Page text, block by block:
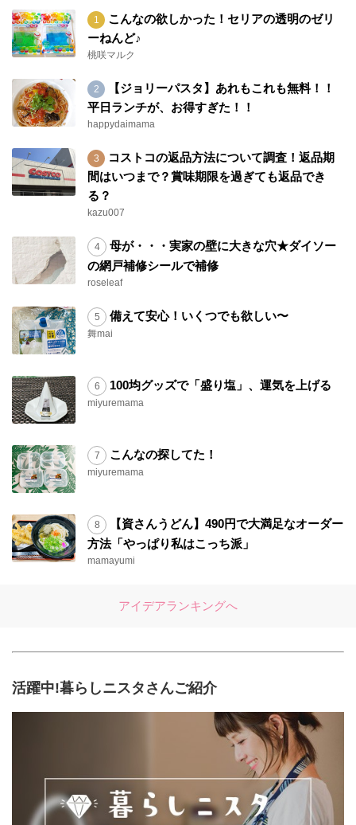
こんなの欲しかった！セリアの透明のゼリ
ーねんど♪
桃咲マルク
【ジョリーパスタ】あれもこれも無料！！
平日ランチが、お得すぎた！！
happydaimama
コストコの返品方法について調査！返品期
間はいつまで？賞味期限を過ぎても返品でき
る？
kazu007
母が・・・実家の壁に大きな穴★ダイソー
の網戸補修シールで補修
roseleaf
備えて安心！いくつでも欲しい〜
舞mai
100均グッズで「盛り塩」、運気を上げる
miyuremama
こんなの探してた！
miyuremama
【資さんうどん】490円で大満足なオーダー
方法「やっぱり私はこっち派」
mamayumi
アイデアランキングへ
活躍中!暮らしニスタさんご紹介